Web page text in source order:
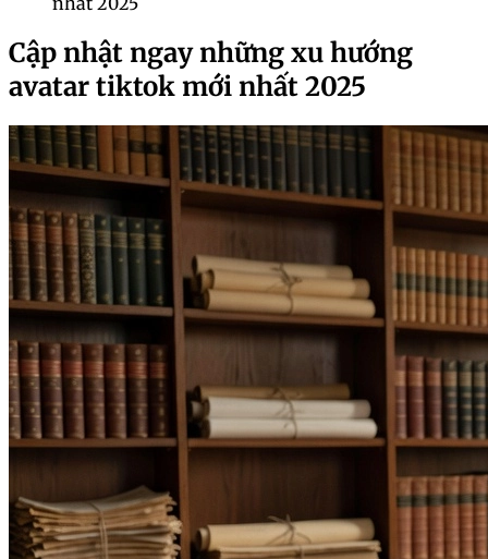
Cập nhật ngay những xu hướng
avatar tiktok mới nhất 2025